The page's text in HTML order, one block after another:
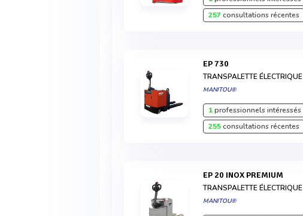
257consultations récentes
EP 730
TRANSPALETTE ÉLECTRIQUE
MANITOU®
1professionnels intéressés
255consultations récentes
EP 20 INOX PREMIUM
TRANSPALETTE ÉLECTRIQUE
MANITOU®